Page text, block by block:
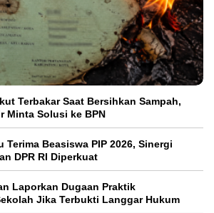
Terbakar Saat Bersihkan Sampah,
Minta Solusi ke BPN
Terima Beasiswa PIP 2026, Sinergi
DPR RI Diperkuat
Laporkan Dugaan Praktik
Jika Terbukti Langgar Hukum